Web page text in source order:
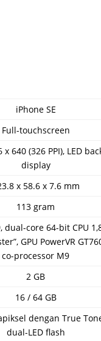
iPhone SE
Full-touchscreen
x 640 (326 PPI), LED
display
x 58.6 x 7.6 mm
113 gram
dual-core 64-bit CPU
GPU PowerVR
co-processor M9
2 GB
16 / 64 GB
dengan True
dual-LED flash